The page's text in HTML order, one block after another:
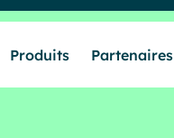
Produits Partenaires